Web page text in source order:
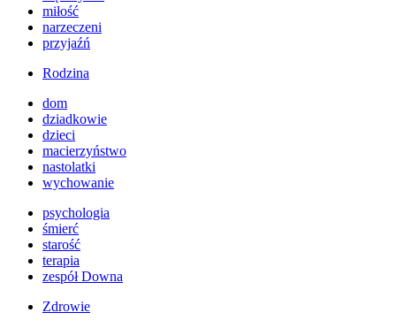
miłość
narzeczeni
przyjaźń
Rodzina
dom
dziadkowie
dzieci
macierzyństwo
nastolatki
wychowanie
psychologia
śmierć
starość
terapia
zespół Downa
Zdrowie